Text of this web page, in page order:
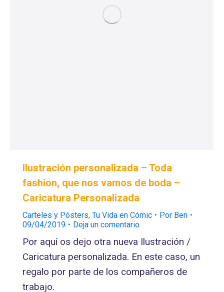
Ilustración personalizada – Toda
fashion, que nos vamos de boda –
Caricatura Personalizada
Carteles y Pósters, Tu Vida en Cómic Por Ben
09/04/2019
Deja un comentario
Por aquí os dejo otra nueva Ilustración /
Caricatura personalizada. En este caso, un
regalo por parte de los compañeros de
trabajo.